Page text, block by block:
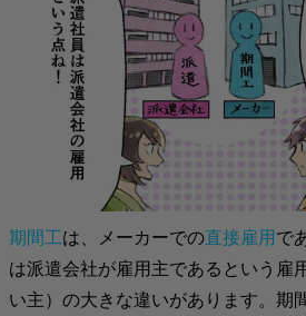
期間工は、メーカーでの直接雇用 で
は派遣会社が雇用主であるという雇
い主）の大きな違いがあります。期